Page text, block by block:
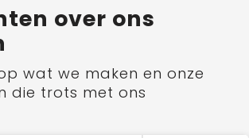
over ons
wat we maken en onze
die trots met ons